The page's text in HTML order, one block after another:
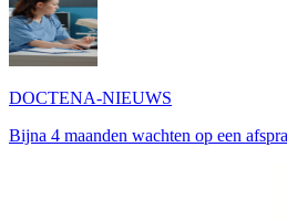
DOCTENA-NIEUWS
Bijna 4 maanden wachten op een